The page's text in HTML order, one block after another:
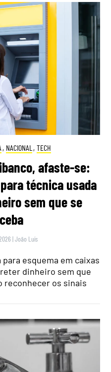
, NACIONAL , TECH
afaste-se:
técnica usada
sem que se
|João Luís
esquema em caixas
dinheiro sem que
reconhecer os sinais